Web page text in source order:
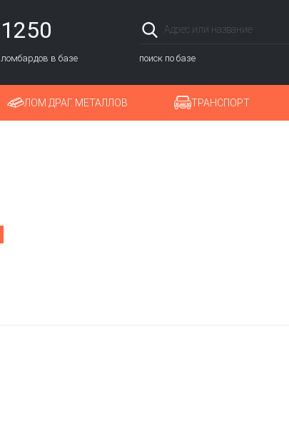
1250
ломбардов в базе поиск по базе
ЛОМ ДРАГ. МЕТАЛЛОВ ТРАНСПОРТ